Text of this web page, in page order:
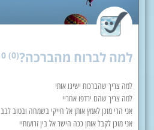
למה לברוח מהברכה?0 (0)
למה צריך שהברכות ישיגו אותי
למה צריך שהם ירדפו אחריי
אני הרי מוכן לאמץ אותן אל חייקי בשמחה ובטוב לבב
אני מוכן לקבל אותן ככה הישר אל בין זרועותיי